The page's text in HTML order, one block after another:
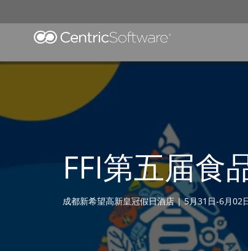
FFI第五届食
成都新希望高新皇冠假日酒店 | 5月31日-6月02